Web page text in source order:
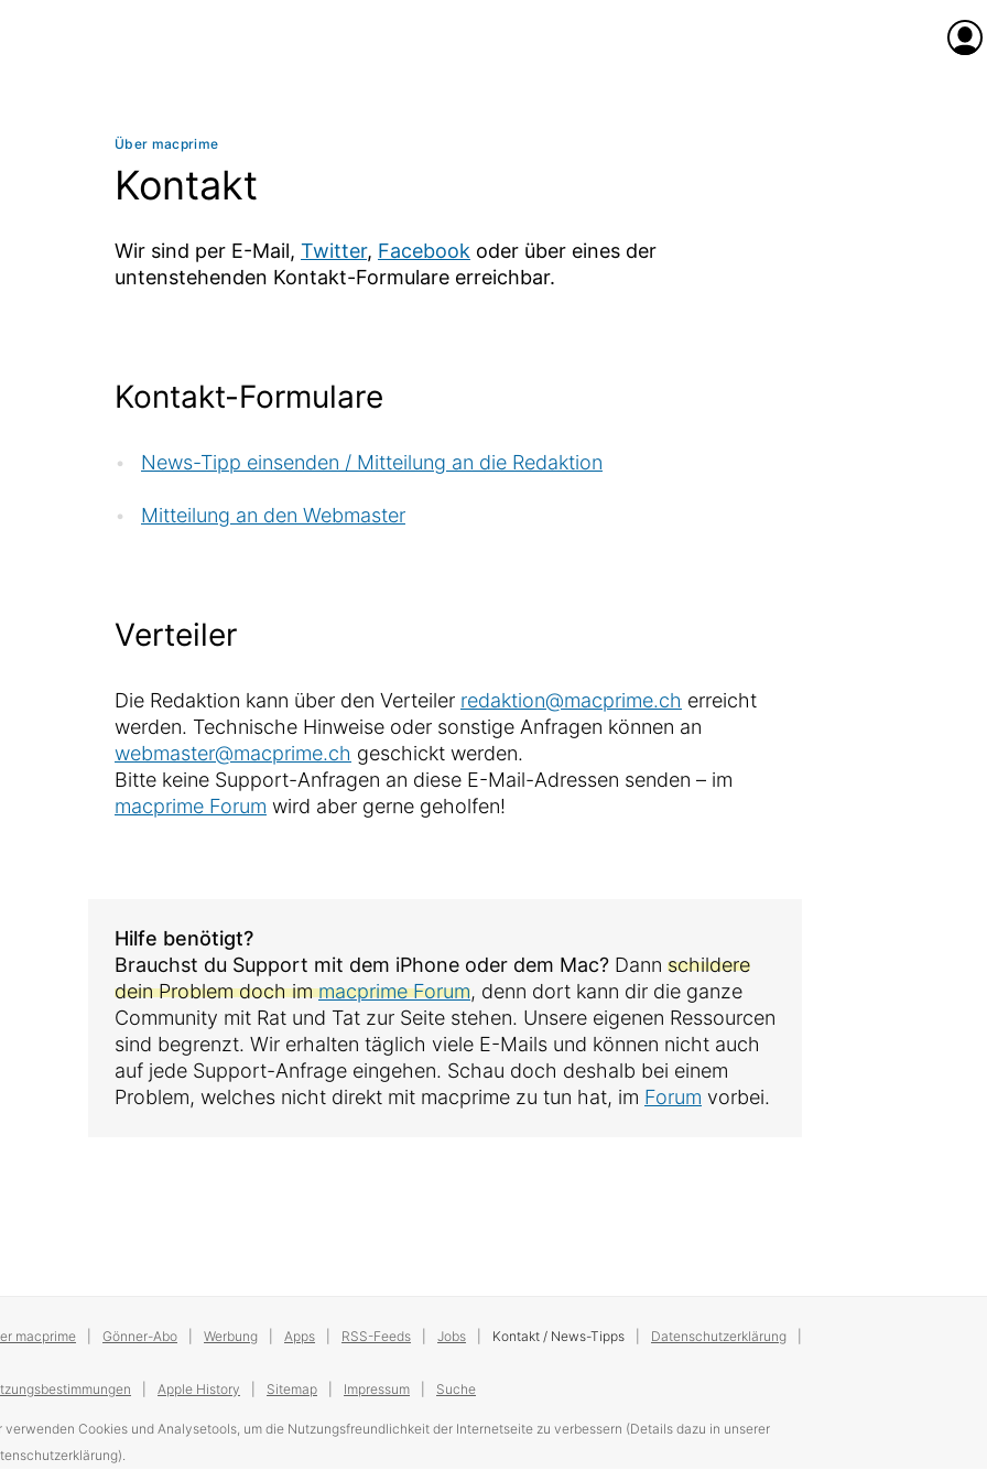
Über macprime
Kontakt
Wir sind per E-Mail, Twitter, Facebook oder über eines der
untenstehenden Kontakt-Formulare erreichbar.
Kontakt-Formulare
News-Tipp einsenden / Mitteilung an die Redaktion
Mitteilung an den Webmaster
Verteiler
Die Redaktion kann über den Verteiler redaktion@macprime.ch erreicht
werden. Technische Hinweise oder sonstige Anfragen können an
webmaster@macprime.ch geschickt werden.
Bitte keine Support-Anfragen an diese E-Mail-Adressen senden – im
macprime Forum wird aber gerne geholfen!
Hilfe benötigt?
Brauchst du Support mit dem iPhone oder dem Mac?Dann schildere
dein Problem doch immacprime Forum, denn dort kann dir die ganze
Community mit Rat und Tat zur Seite stehen. Unsere eigenen Ressourcen
sind begrenzt. Wir erhalten täglich viele E-Mails und können nicht auch
auf jede Support-Anfrage eingehen. Schau doch deshalb bei einem
Problem, welches nicht direkt mit macprime zu tun hat, im Forum vorbei.
macprime Gönner-Abo Werbung Apps RSS-Feeds Jobs Kontakt / News-Tipps Datenschutzerklärung
Apple History Sitemap Impressum Suche
verwenden Cookies und Analysetools, um die Nutzungsfreundlichkeit der Internetseite zu verbessern (Details dazu in unserer